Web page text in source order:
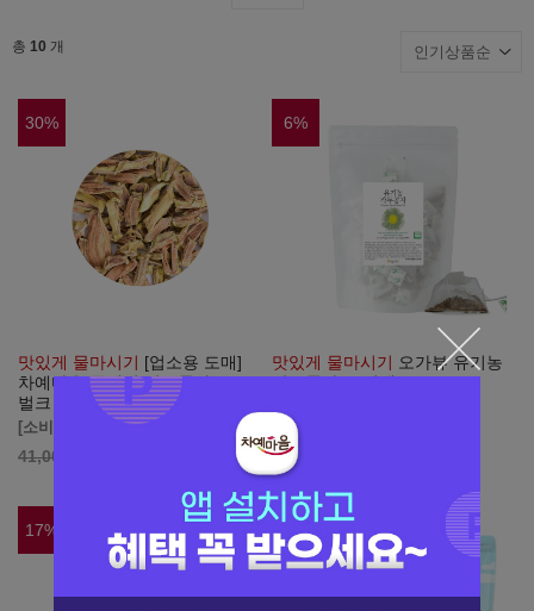
총 10 개
30%
맛있게 물마시기 [업소용 도매]
차예마을 국내산 작두콩차 1kg
벌크
[소비기한 1년 이상]
41,000
6%
맛있게 물마시기 오가뷰 유기농
작두콩차 50티백
19,000
17% 35%